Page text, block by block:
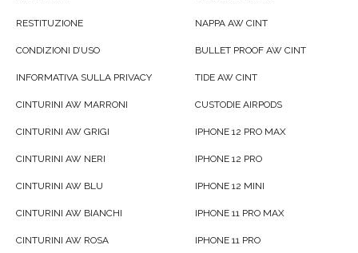
RESTITUZIONE
CONDIZIONI D’USO
INFORMATIVA SULLA PRIVACY
CINTURINI AW MARRONI
CINTURINI AW GRIGI
CINTURINI AW NERI
CINTURINI AW BLU
CINTURINI AW BIANCHI
CINTURINI AW ROSA
NAPPA AW CINT
BULLET PROOF AW CINT
TIDE AW CINT
CUSTODIE AIRPODS
IPHONE 12 PRO MAX
IPHONE 12 PRO
IPHONE 12 MINI
IPHONE 11 PRO MAX
IPHONE 11 PRO